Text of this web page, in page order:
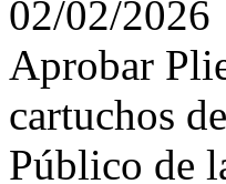
02/02/2026
Aprobar
cartuchos
Público de